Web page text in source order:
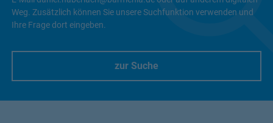
Weg. Zusätzlich können Sie unsere Suchfunktion verwenden und
Ihre Frage dort eingeben.
zur Suche